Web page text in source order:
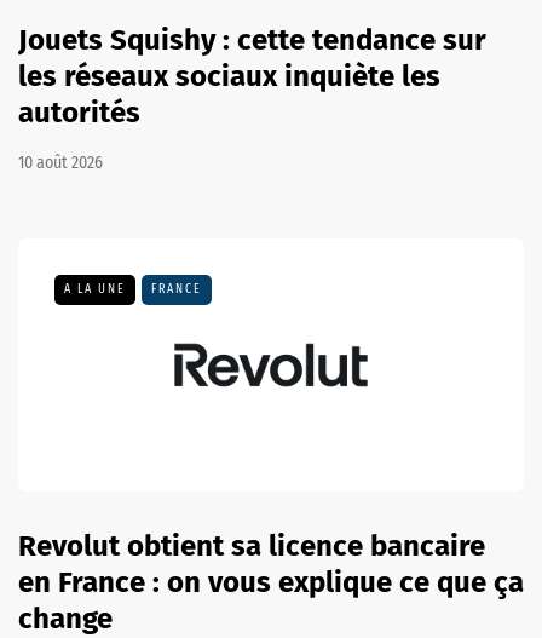
Jouets Squishy : cette tendance sur
les réseaux sociaux inquiète les
autorités
10 août 2026
A LA UNE FRANCE
Revolut obtient sa licence bancaire
en France : on vous explique ce que ça
change